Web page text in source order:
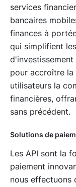
services
bancaires
finances à
qui simplifient
pour accroître la
utilisateurs la
financières,
sans précédent.
Solutions de
Les API sont la
paiement
nous effectuons